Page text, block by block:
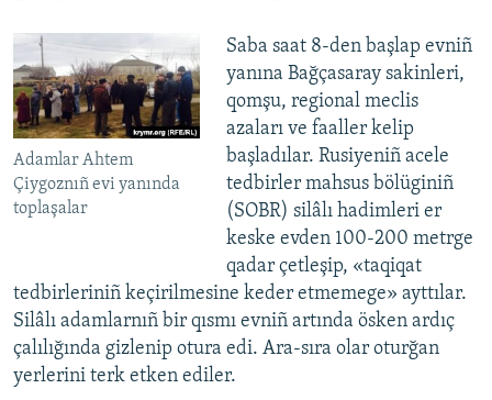
Adamlar Ahtem
Çiygoznıñ evi yanında
toplaşalar
Saba saat 8-den başlap evniñ
yanına Bağçasaray sakinleri,
qomşu, regional meclis
azaları ve faaller kelip
başladılar. Rusiyeniñ acele
tedbirler mahsus bölüginiñ
(SOBR) silâlı hadimleri er
keske evden 100-200 metrge
qadar çetleşip, «taqiqat
tedbirleriniñ keçirilmesine keder etmemege» ayttılar.
Silâlı adamlarnıñ bir qısmı evniñ artında ösken ardıç
çalılığında gizlenip otura edi. Ara-sıra olar oturğan
yerlerini terk etken ediler.